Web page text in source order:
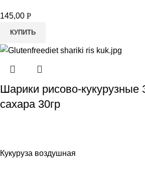
145,00 Р
КУПИТЬ
Шарики рисово-кукурузные
сахара 30гр
Кукуруза воздушная